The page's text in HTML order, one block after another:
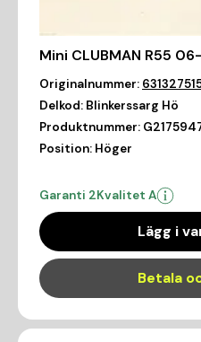
Mini CLUBMAN R55
Originalnummer:
Delkod: Blinkerssarg Hö
Produktnummer:
Position: Höger
Garanti 2Kvalitet A
Lägg i
Betala